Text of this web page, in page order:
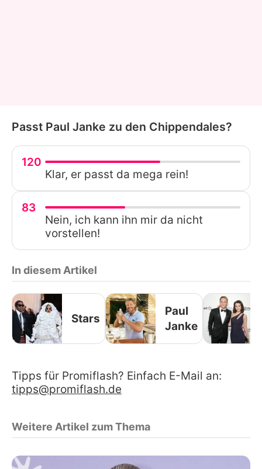
Passt Paul Janke zu den Chippendales?
120
Klar, er passt da mega rein!
83
Nein, ich kann ihn mir da nicht
vorstellen!
In diesem Artikel
Stars
Paul
Janke
Tipps für Promiflash? Einfach E-Mail an:
tipps@promiflash.de
Weitere Artikel zum Thema